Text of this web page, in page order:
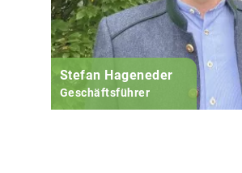
Stefan Hageneder
Geschäftsführer